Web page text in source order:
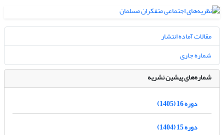
مقالات آماده انتشار
شماره جاری
شماره‌های پیشین نشریه
دوره 16 (1405)
دوره 15 (1404)